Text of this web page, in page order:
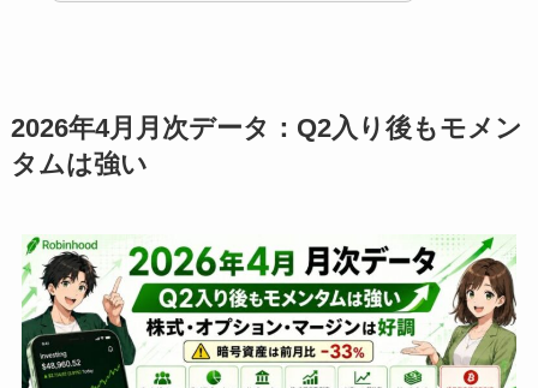
2026年4月月次データ：Q2入り後もモメン
タムは強い